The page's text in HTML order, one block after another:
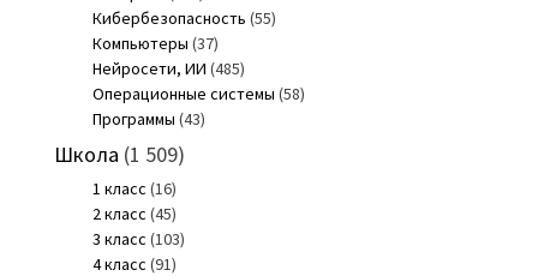
Кибербезопасность (55)
Компьютеры (37)
Нейросети, ИИ (485)
Операционные системы (58)
Программы (43)
Школа (1 509)
1 класс (16)
2 класс (45)
3 класс (103)
4 класс (91)